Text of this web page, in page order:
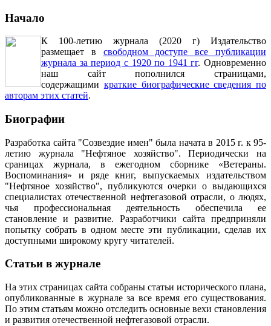
Начало
К 100-летию журнала (2020 г) Издательство
размещает в свободном доступе все публикации
журнала за период с 1920 по 1941 гг. Одновременно
наш сайт пополнился страницами,
содержащими краткие биографические сведения по
авторам этих статей.
Биографии
Разработка сайта "Созвездие имен" была начата в 2015 г. к 95-
летию журнала "Нефтяное хозяйство". Периодически на
сраницах журнала, в ежегодном сборнике «Ветераны.
Воспоминания» и ряде книг, выпускаемых издательством
"Нефтяное хозяйство", публикуются очерки о выдающихся
специалистах отечественной нефтегазовой отрасли, о людях,
чья профессиональная деятельность обеспечила ее
становление и развитие. Разработчики сайта предприняли
попытку собрать в одном месте эти публикации, сделав их
доступными широкому кругу читателей.
Статьи в журнале
На этих страницах сайта собраны статьи исторического плана,
опубликованные в журнале за все время его существования.
По этим статьям можно отследить основные вехи становления
и развития отечественной нефтегазовой отрасли.